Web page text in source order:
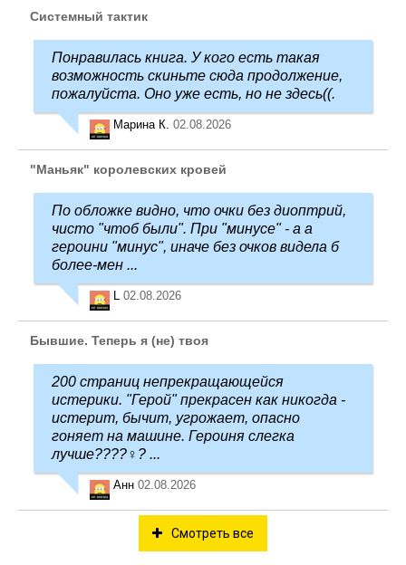
Системный тактик
Понравилась книга. У кого есть такая
возможность скиньте сюда продолжение,
пожалуйста. Оно уже есть, но не здесь((.
Марина К. 02.08.2026
"Маньяк" королевских кровей
По обложке видно, что очки без диоптрий,
чисто "чтоб были". При "минусе" - а а
героини "минус", иначе без очков видела б
более-мен ...
L 02.08.2026
Бывшие. Теперь я (не) твоя
200 страниц непрекращающейся
истерики. "Герой" прекрасен как никогда -
истерит, бычит, угрожает, опасно
гоняет на машине. Героиня слегка
лучше????‍♀️? ...
Анн 02.08.2026
Смотреть все